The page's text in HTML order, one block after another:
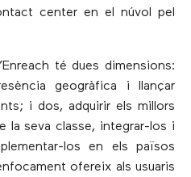
center en el núvol pel
té dues dimensions:
geogràfica i llançar
i dos, adquirir els millors
la seva classe, integrar-los i
los en els països
ofereix als usuaris